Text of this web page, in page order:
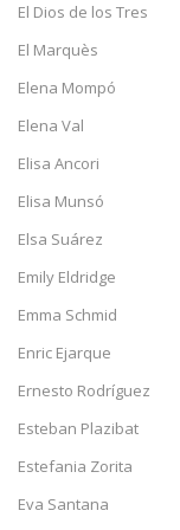
El Dios de los Tres
El Marquès
Elena Mompó
Elena Val
Elisa Ancori
Elisa Munsó
Elsa Suárez
Emily Eldridge
Emma Schmid
Enric Ejarque
Ernesto Rodríguez
Esteban Plazibat
Estefania Zorita
Eva Santana